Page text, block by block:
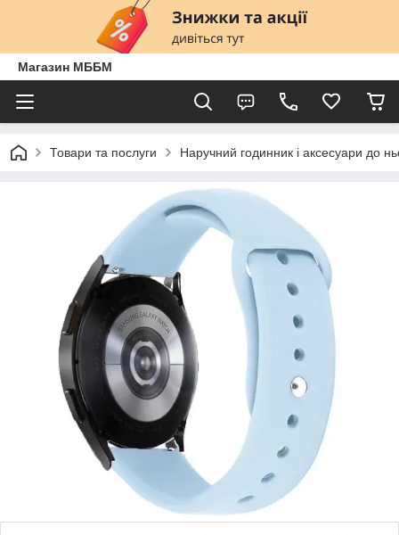
Магазин МББМ
Товари та послуги Наручний годинник і аксесуари до